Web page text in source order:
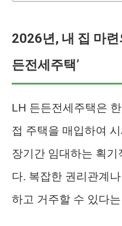
2026년, 내 집 마련
든전세주택’
LH 든든전세주택은
접 주택을 매입하여
장기간 임대하는 획기
다. 복잡한 권리관계
하고 거주할 수 있다